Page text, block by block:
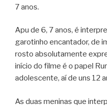
7 anos.
Apu de 6, 7 anos, é
garotinho encantador, de
rosto absolutamente
início do filme é o papel
adolescente, aí de uns 12
As duas meninas que